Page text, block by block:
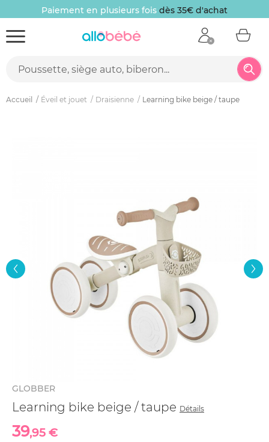
Paiement en plusieurs fois dès 35€ d'achat
Accueil Éveil et jouet Draisienne Learning bike beige / taupe
GLOBBER
Learning bike beige / taupe Détails
39,95 €